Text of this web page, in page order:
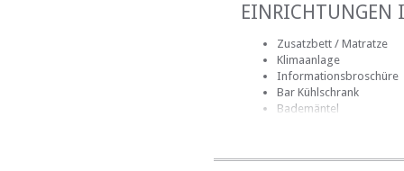
EINRICHTUNGEN
Zusatzbett / Matratze
Klimaanlage
Informationsbroschüre
Bar Kühlschrank
Bademäntel
Bettwäsche